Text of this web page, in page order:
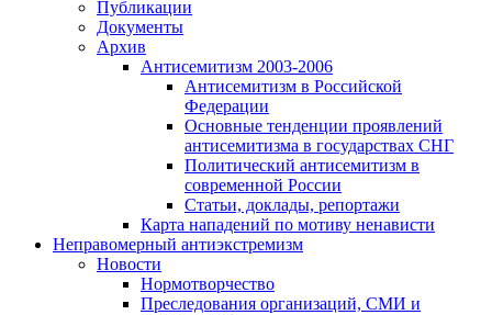
Публикации
Документы
Архив
Антисемитизм 2003-2006
Антисемитизм в Российской
Федерации
Основные тенденции проявлений
антисемитизма в государствах СНГ
Политический антисемитизм в
современной России
Статьи, доклады, репортажи
Карта нападений по мотиву ненависти
Неправомерный антиэкстремизм
Новости
Нормотворчество
Преследования организаций, СМИ и